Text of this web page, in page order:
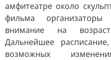
амфитеатре около
фильма
внимание на
Дальнейшее
возможных